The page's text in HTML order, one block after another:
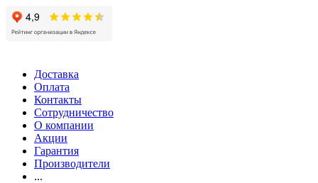
Доставка
Оплата
Контакты
Сотрудничество
О компании
Акции
Гарантия
Производители
...